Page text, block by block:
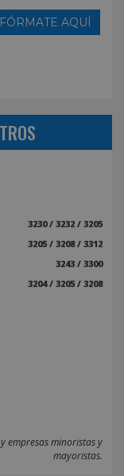
AQUÍ
3230 / 3232 / 3205
3205 / 3208 / 3312
3243 / 3300
3204 / 3205 / 3208
empresas minoristas y
mayoristas.